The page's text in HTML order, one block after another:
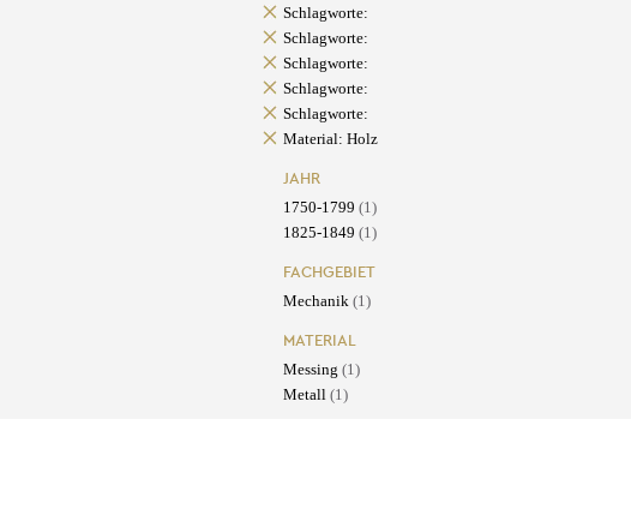
Schlagworte:
Schlagworte:
Schlagworte:
Schlagworte:
Schlagworte:
Material: Holz
JAHR
1750-1799 (1)
1825-1849 (1)
FACHGEBIET
Mechanik (1)
MATERIAL
Messing (1)
Metall (1)